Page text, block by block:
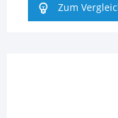
Zum